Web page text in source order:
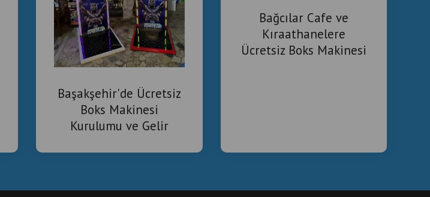
Başakşehir'de Ücretsiz
Boks Makinesi
Kurulumu ve Gelir
Bağcılar Cafe ve
Kıraathanelere
Ücretsiz Boks Makinesi